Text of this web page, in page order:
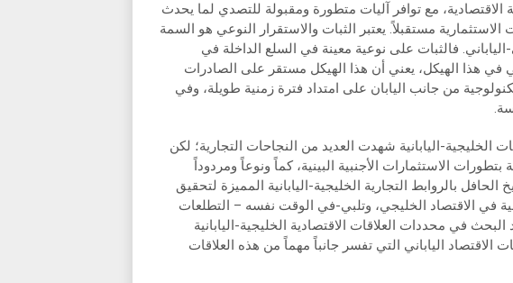
مع توافر آليات متطورة ومقبولة للتصدي لما يحدث
مستقبلاً. يعتبر الثبات والاستقرار النوعي هو السمة
فالثبات على نوعية معينة في السلع الداخلة في
في هذا الهيكل، يعني أن هذا الهيكل مستقر على الصادرات
من جانب اليابان على امتداد فترة زمنية طويلة، وفي
الخليجية-اليابانية شهدت العديد من النجاحات التجارية؛ لكن
الاستثمارات الأجنبية البينية، كماً ونوعاً ومردوداً
الحافل بالروابط التجارية الخليجية-اليابانية المميزة لتحقيق
في الاقتصاد الخليجي، وتلبي-في الوقت نفسه – التطلعات
في محددات العلاقات الاقتصادية الخليجية-اليابانية
الياباني التي تفسر جانباً مهماً من هذه العلاقات